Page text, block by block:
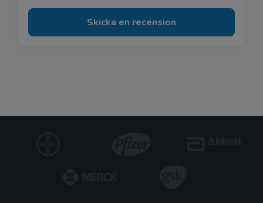
Skicka en recension